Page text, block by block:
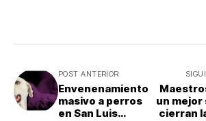
POST ANTERIOR
Envenenamiento
masivo a perros
en San Luis
un mejor
cierran